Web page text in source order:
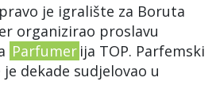
je igralište za Boruta
organizirao proslavu
Parfumer ija TOP. Parfemski
dekade sudjelovao u